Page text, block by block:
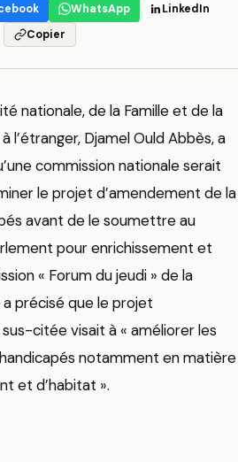
WhatsApp
LinkedIn
Copier
nationale, de la Famille et de la
l’étranger, Djamel Ould Abbès, a
commission nationale serait
le projet d’amendement de la
avant de le soumettre au
pour enrichissement et
« Forum du jeudi » de la
a précisé que le projet
citée visait à « améliorer les
notamment en matière
et d’habitat ».